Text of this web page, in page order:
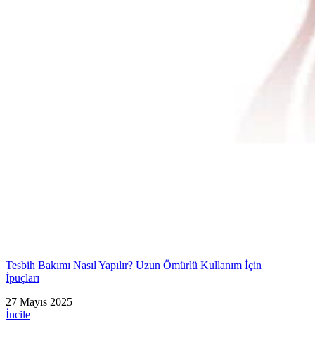
Tesbih Bakımı Nasıl Yapılır? Uzun Ömürlü Kullanım İçin
İpuçları
27 Mayıs 2025
İncile